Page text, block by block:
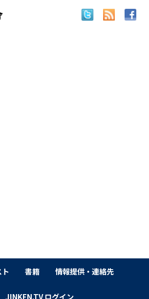
書籍 情報提供・連絡先
JINKEN.TV ログイン